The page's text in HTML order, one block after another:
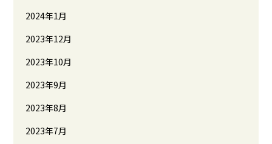
2024年1月
2023年12月
2023年10月
2023年9月
2023年8月
2023年7月